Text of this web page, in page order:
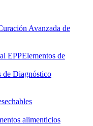
Avanzada de
Elementos de
de Diagnóstico
alimenticios